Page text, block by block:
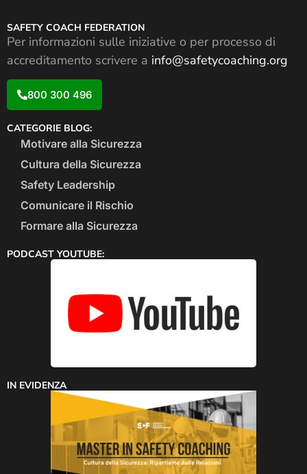
SAFETY COACH FEDERATION
Per informazioni sulle iniziative o per processo di
accreditamento scrivere a info@safetycoaching.org
800 300 496
CATEGORIE BLOG:
Motivare alla Sicurezza
Cultura della Sicurezza
Safety Leadership
Comunicare il Rischio
Formare alla Sicurezza
PODCAST YOUTUBE:
IN EVIDENZA